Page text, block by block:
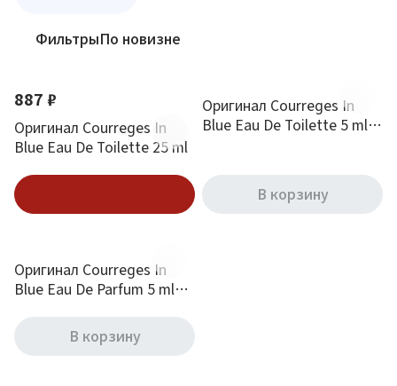
ФильтрыПо новизне
887 ₽
Оригинал Courreges In
Blue Eau De Toilette 25 ml
Оригинал Courreges In
Blue Eau De Toilette 5 ml
В корзину
Оригинал Courreges In
Blue Eau De Parfum 5 ml
В корзину